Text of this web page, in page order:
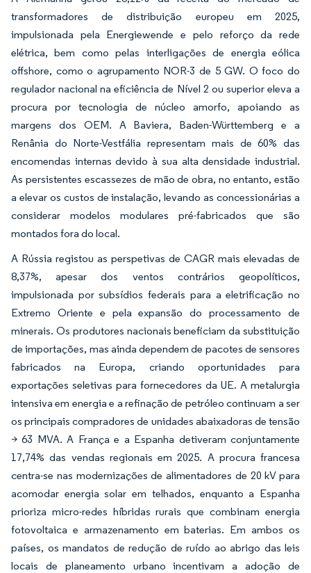
transformadores de distribuição europeu em 2025,
impulsionada pela Energiewende e pelo reforço da rede
elétrica, bem como pelas interligações de energia eólica
offshore, como o agrupamento NOR-3 de 5 GW. O foco do
regulador nacional na eficiência de Nível 2 ou superior eleva a
procura por tecnologia de núcleo amorfo, apoiando as
margens dos OEM. A Baviera, Baden-Württemberg e a
Renânia do Norte-Vestfália representam mais de 60% das
encomendas internas devido à sua alta densidade industrial.
As persistentes escassezes de mão de obra, no entanto, estão
a elevar os custos de instalação, levando as concessionárias a
considerar modelos modulares pré-fabricados que são
montados fora do local.
A Rússia registou as perspetivas de CAGR mais elevadas de
8,37%, apesar dos ventos contrários geopolíticos,
impulsionada por subsídios federais para a eletrificação no
Extremo Oriente e pela expansão do processamento de
minerais. Os produtores nacionais beneficiam da substituição
de importações, mas ainda dependem de pacotes de sensores
fabricados na Europa, criando oportunidades para
exportações seletivas para fornecedores da UE. A metalurgia
intensiva em energia e a refinação de petróleo continuam a ser
os principais compradores de unidades abaixadoras de tensão
> 63 MVA. A França e a Espanha detiveram conjuntamente
17,74% das vendas regionais em 2025. A procura francesa
centra-se nas modernizações de alimentadores de 20 kV para
acomodar energia solar em telhados, enquanto a Espanha
prioriza micro-redes híbridas rurais que combinam energia
fotovoltaica e armazenamento em baterias. Em ambos os
países, os mandatos de redução de ruído ao abrigo das leis
locais de planeamento urbano incentivam a adoção de